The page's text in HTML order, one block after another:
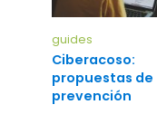
guides
Ciberacoso:
propuestas de
prevención